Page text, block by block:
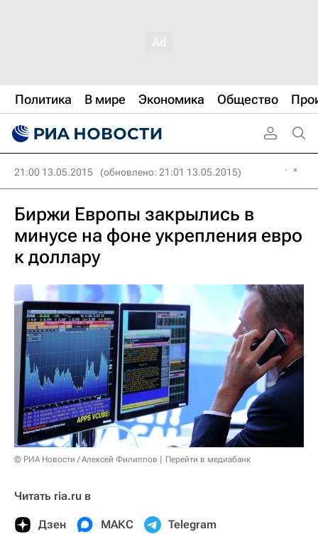
Политика В мире Экономика Общество
21:00 13.05.2015 (обновлено: 21:01 13.05.2015)
Биржи Европы закрылись в
минусе на фоне укрепления евро
к доллару
© РИА Новости / Алексей Филиппов Перейти в медиабанк
Читать ria.ru в
Дзен МАКС Telegram